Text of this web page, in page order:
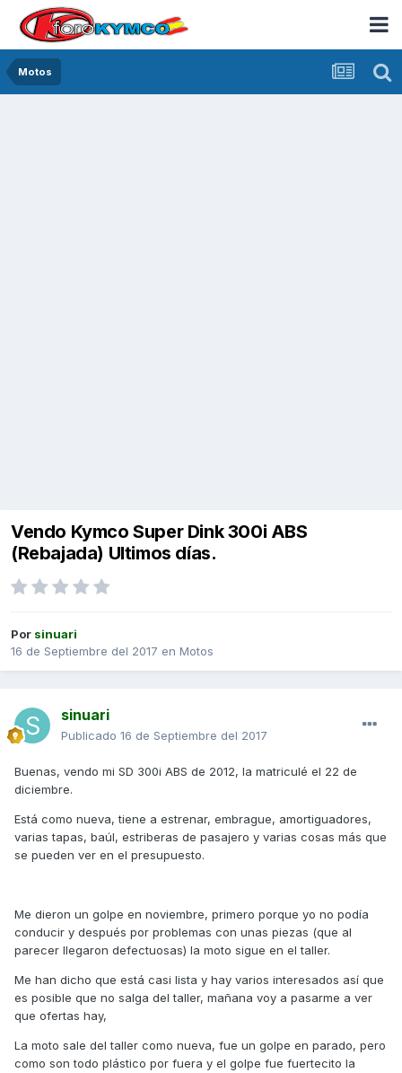
Motos
Vendo Kymco Super Dink 300i ABS
(Rebajada) Ultimos días.
Por sinuari
16 de Septiembre del 2017 en Motos
sinuari
Publicado 16 de Septiembre del 2017
Buenas, vendo mi SD 300i ABS de 2012, la matriculé el 22 de
diciembre.
Está como nueva, tiene a estrenar, embrague, amortiguadores,
varias tapas, baúl, estriberas de pasajero y varias cosas más que
se pueden ver en el presupuesto.
Me dieron un golpe en noviembre, primero porque yo no podía
conducir y después por problemas con unas piezas (que al
parecer llegaron defectuosas) la moto sigue en el taller.
Me han dicho que está casi lista y hay varios interesados así que
es posible que no salga del taller, mañana voy a pasarme a ver
que ofertas hay,
La moto sale del taller como nueva, fue un golpe en parado, pero
como son todo plástico por fuera y el golpe fue fuertecito la